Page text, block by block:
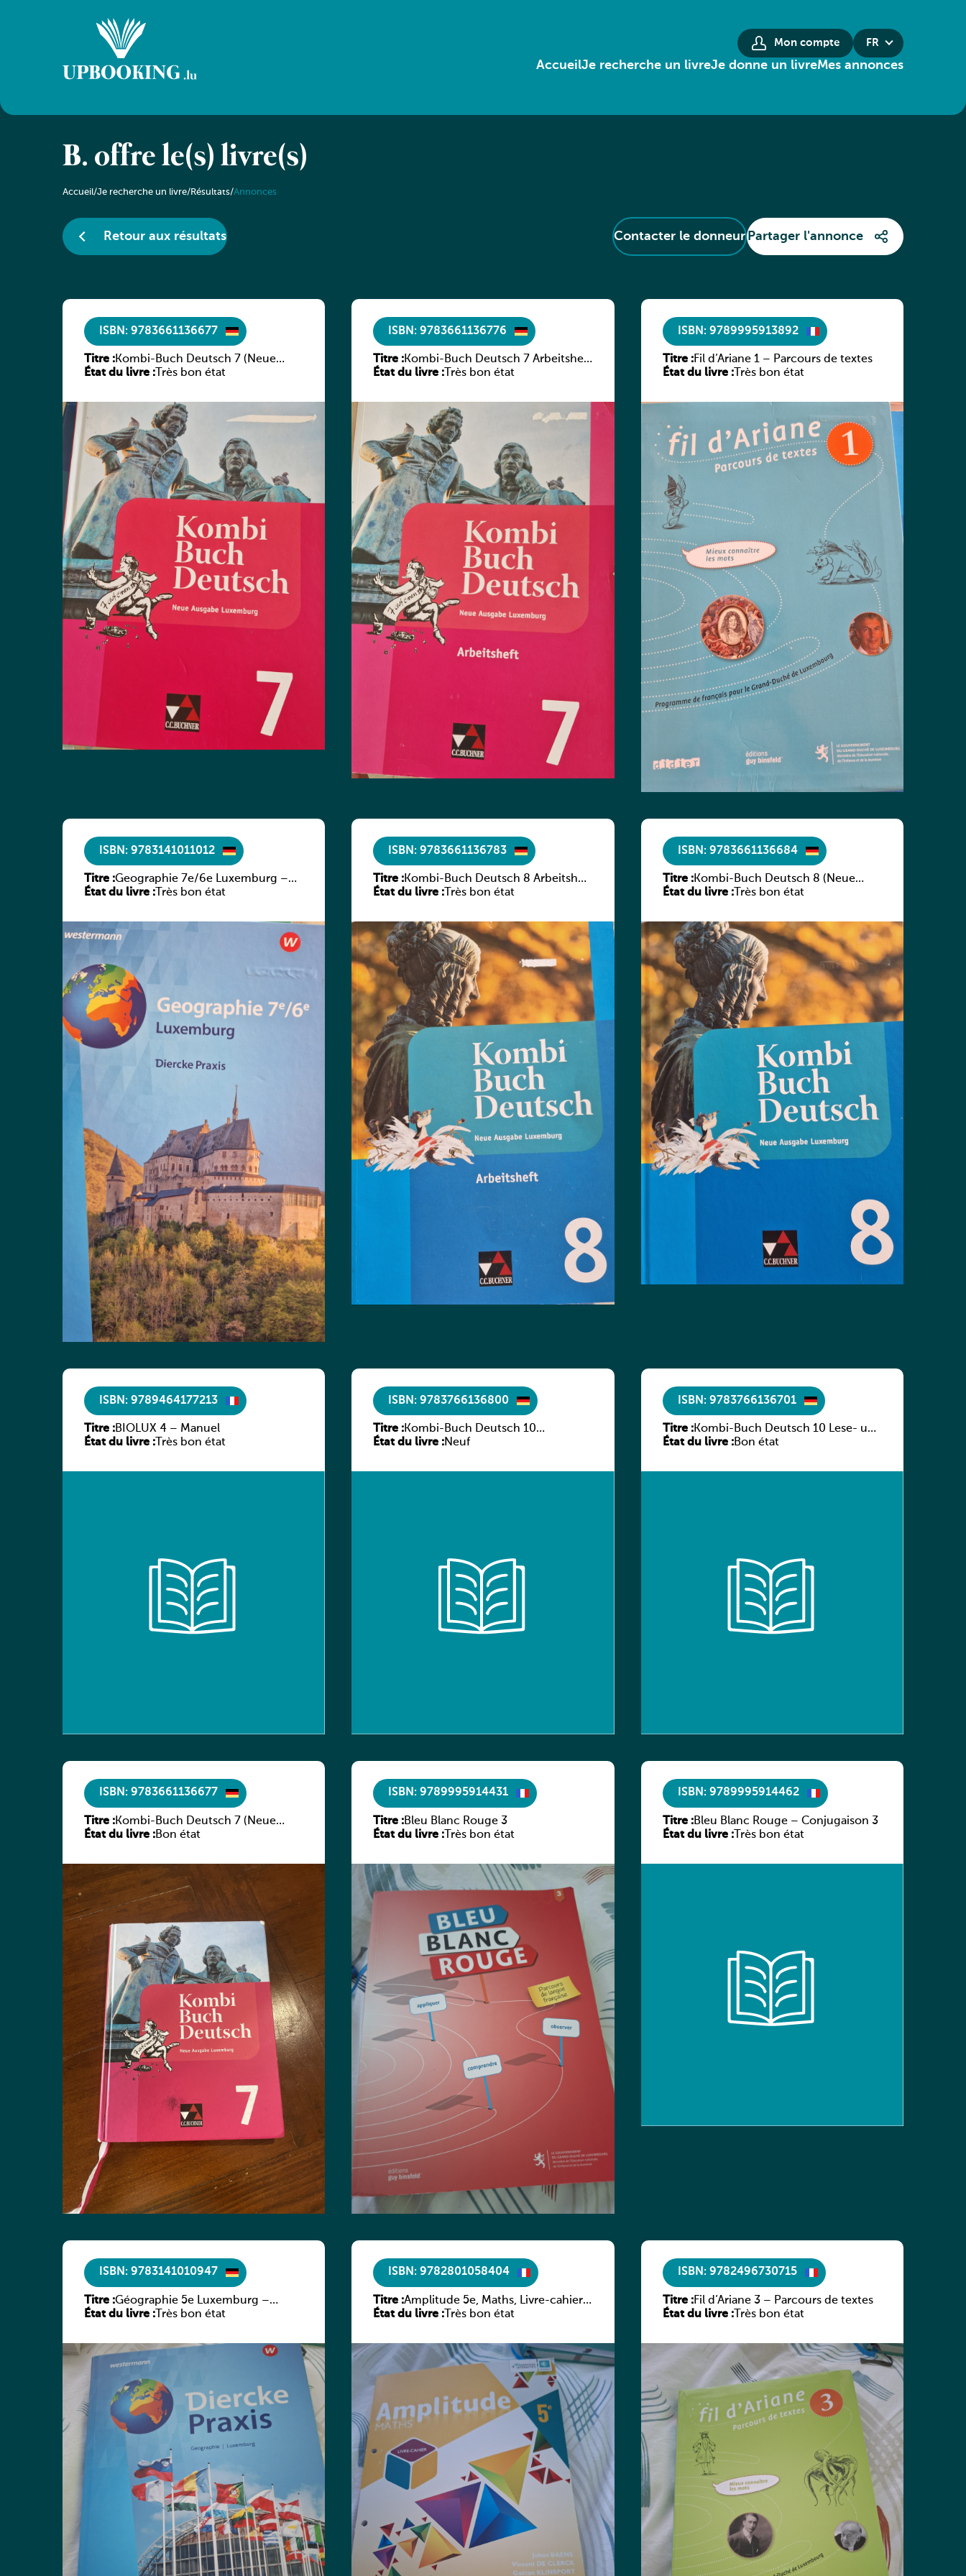
Mon compte FR
AccueilJe recherche un livreJe donne un livreMes annonces
B. offre le(s) livre(s)
Accueil/Je recherche un livre/Résultats/Annonces
Retour aux résultats Contacter le donneur Partager l'annonce
ISBN: 9783661136677
Titre :Kombi-Buch Deutsch 7 (Neue
Ausgabe Luxemburg)
État du livre : Très bon état
ISBN: 9783661136776
Titre :Kombi-Buch Deutsch 7 Arbeitsheft
(Neue Ausgabe Luxemburg)
État du livre : Très bon état
ISBN: 9789995913892
Titre :Fil d’Ariane 1 – Parcours de textes
État du livre :Très bon état
ISBN: 9783141011012
Titre :Geographie 7e/6e Luxemburg –
Diercke Praxis
État du livre : Très bon état
ISBN: 9783661136783
Titre :Kombi-Buch Deutsch 8 Arbeitsheft
(Neue Ausgabe Luxemburg)
État du livre : Très bon état
ISBN: 9783661136684
Titre :Kombi-Buch Deutsch 8 (Neue
Ausgabe Luxemburg)
État du livre :Très bon état
ISBN: 9789464177213
Titre :BIOLUX 4 – Manuel
État du livre : Très bon état
ISBN: 9783766136800
Titre :Kombi-Buch Deutsch 10
Arbeitsheft
État du livre :Neuf
ISBN: 9783766136701
Titre :Kombi-Buch Deutsch 10 Lese- und
Sprachbuch
État du livre :Bon état
ISBN: 9783661136677
Titre :Kombi-Buch Deutsch 7 (Neue
Ausgabe Luxemburg)
État du livre :Bon état
ISBN: 9789995914431
Titre :Bleu Blanc Rouge 3
État du livre : Très bon état
ISBN: 9789995914462
Titre :Bleu Blanc Rouge – Conjugaison 3
État du livre :Très bon état
ISBN: 9783141010947
Titre :Géographie 5e Luxemburg –
Diercke Praxis
État du livre : Très bon état
ISBN: 9782801058404
Titre :Amplitude 5e, Maths, Livre-cahier,
version luxembourgeoise
État du livre : Très bon état
ISBN: 9782496730715
Titre :Fil d’Ariane 3 – Parcours de textes
État du livre :Très bon état